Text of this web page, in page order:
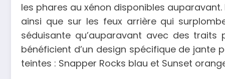
les phares au xénon disponibles
ainsi que sur les feux arrière qui
séduisante qu’auparavant avec des traits
bénéficient d’un design spécifique de jante
teintes : Snapper Rocks blau et Sunset